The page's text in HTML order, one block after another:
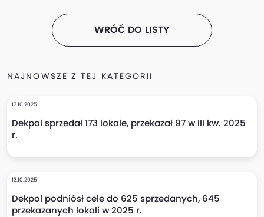
WRÓĆ DO LISTY
NAJNOWSZE Z TEJ KATEGORII
13.10.2025
Dekpol sprzedał 173 lokale, przekazał 97 w III kw. 2025
r.
13.10.2025
Dekpol podniósł cele do 625 sprzedanych, 645
przekazanych lokali w 2025 r.